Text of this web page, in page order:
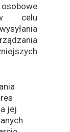
celu
jej